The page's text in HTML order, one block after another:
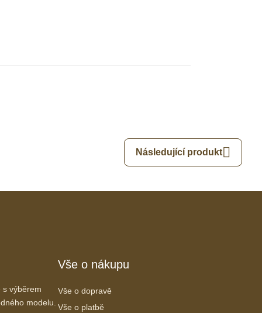
Následující produkt
s výběrem
modelu.
Vše o nákupu
Vše o dopravě
Vše o platbě